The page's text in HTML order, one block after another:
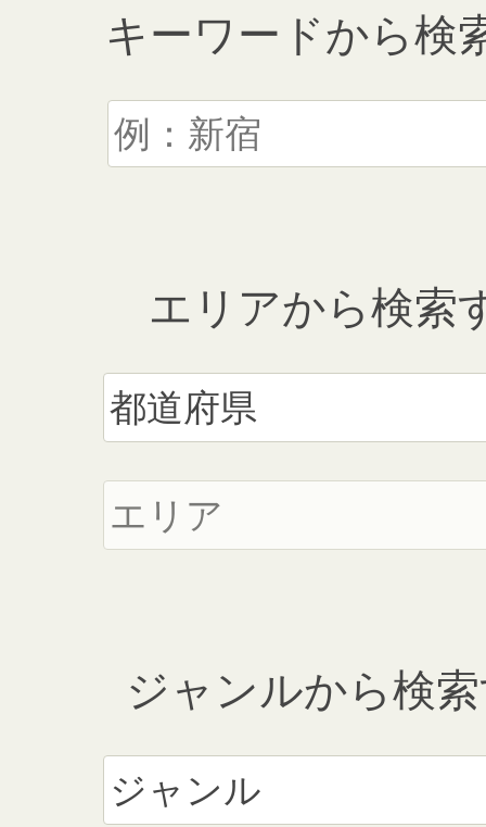
キーワードから検
エリアから検索
ジャンルから検